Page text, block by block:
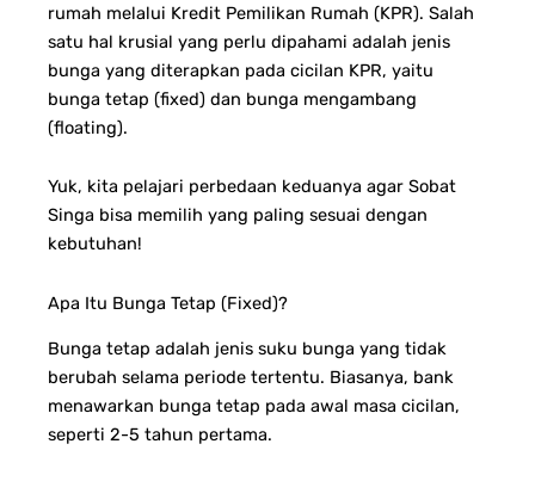
rumah melalui Kredit Pemilikan Rumah (KPR). Salah
satu hal krusial yang perlu dipahami adalah jenis
bunga yang diterapkan pada cicilan KPR, yaitu
bunga tetap (fixed) dan bunga mengambang
(floating).
Yuk, kita pelajari perbedaan keduanya agar Sobat
Singa bisa memilih yang paling sesuai dengan
kebutuhan!
Apa Itu Bunga Tetap (Fixed)?
Bunga tetap adalah jenis suku bunga yang tidak
berubah selama periode tertentu. Biasanya, bank
menawarkan bunga tetap pada awal masa cicilan,
seperti 2-5 tahun pertama.